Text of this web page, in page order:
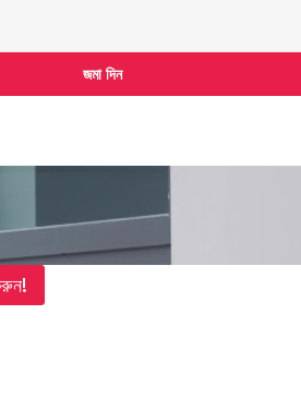
জমা দিন